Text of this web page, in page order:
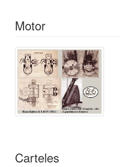
Motor
Carteles